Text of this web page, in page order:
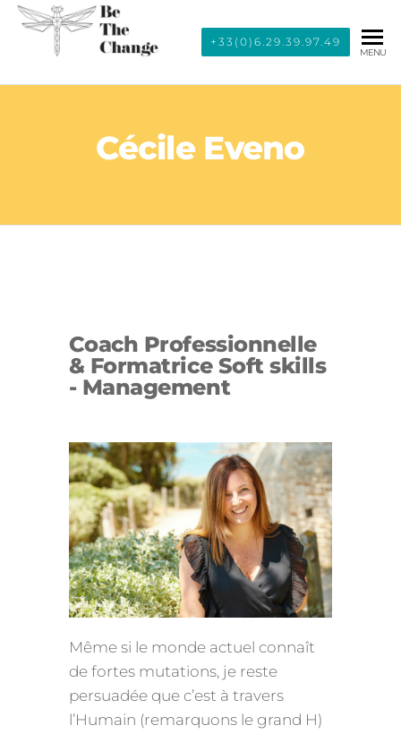
BE THE
+33(0)6.29.39.97.49
MENU
Cécile Eveno
Coach Professionnelle
& Formatrice Soft skills
- Management
Même si le monde actuel connaît
de fortes mutations, je reste
persuadée que c’est à travers
l’Humain (remarquons le grand H)